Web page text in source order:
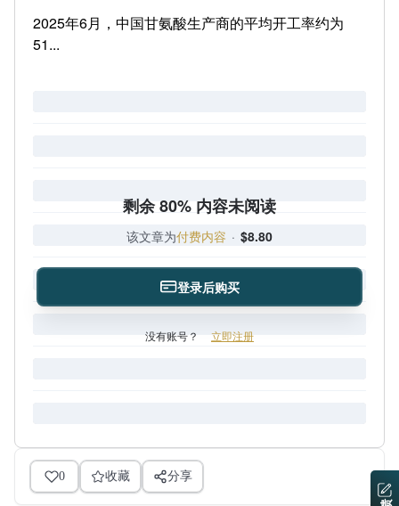
2025年6月，中国甘氨酸生产商的平均开工率约为
51...
剩余 80% 内容未阅读
该文章为付费内容 · $8.80
登录后购买
没有账号？ 立即注册
0 收藏 分享